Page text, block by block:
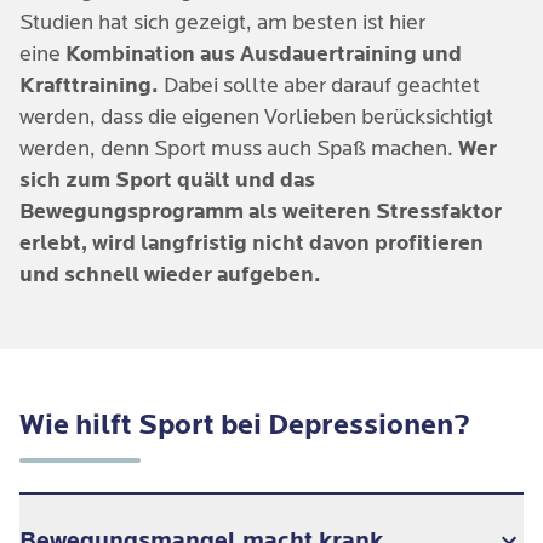
Studien hat sich gezeigt, am besten ist hier
eine Kombination aus Ausdauertraining und
Krafttraining. Dabei sollte aber darauf geachtet
werden, dass die eigenen Vorlieben berücksichtigt
werden, denn Sport muss auch Spaß machen. Wer
sich zum Sport quält und das
Bewegungsprogramm als weiteren Stressfaktor
erlebt, wird langfristig nicht davon profitieren
und schnell wieder aufgeben.
Wie hilft Sport bei Depressionen?